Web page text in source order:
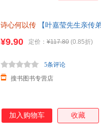
案。 ? ? 推荐理由： ? ?诗教正
化自信的力量。 ? ?不事考据，
中找到
诗心何以传 【叶嘉莹先生亲传
¥9.90 定价： ¥117.80 (0.85折)
搜书图书专营店
5条评论
加入购物车 收藏